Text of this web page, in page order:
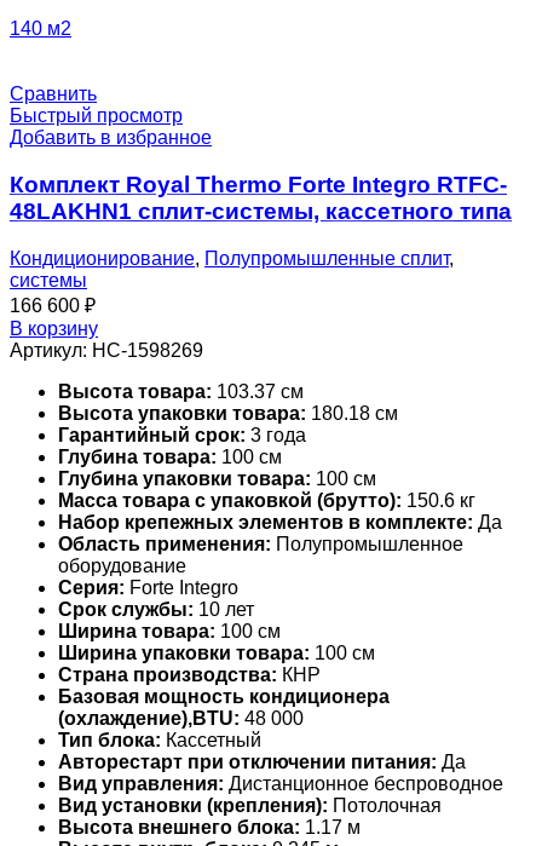
140 м2
Сравнить
Быстрый просмотр
Добавить в избранное
Комплект Royal Thermo Forte Integro RTFC-
48LAKHN1 сплит-системы, кассетного типа
Кондиционирование, Полупромышленные сплит,
системы
166 600 ₽
В корзину
Артикул: НС-1598269
Высота товара: 103.37 см
Высота упаковки товара: 180.18 см
Гарантийный срок: 3 года
Глубина товара: 100 см
Глубина упаковки товара: 100 см
Масса товара с упаковкой (брутто): 150.6 кг
Набор крепежных элементов в комплекте: Да
Область применения: Полупромышленное
оборудование
Серия: Forte Integro
Срок службы: 10 лет
Ширина товара: 100 см
Ширина упаковки товара: 100 см
Страна производства: КНР
Базовая мощность кондиционера
(охлаждение),BTU: 48 000
Тип блока: Кассетный
Авторестарт при отключении питания: Да
Вид управления: Дистанционное беспроводное
Вид установки (крепления): Потолочная
Высота внешнего блока: 1.17 м